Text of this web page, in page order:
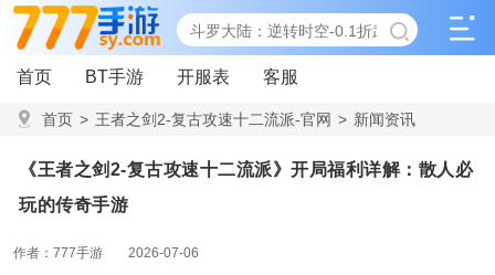
首页 BT手游 开服表 客服
首页 > 王者之剑2-复古攻速十二流派-官网 > 新闻资讯
《王者之剑2-复古攻速十二流派》开局福利详解：散人必
玩的传奇手游
作者：777手游 2026-07-06